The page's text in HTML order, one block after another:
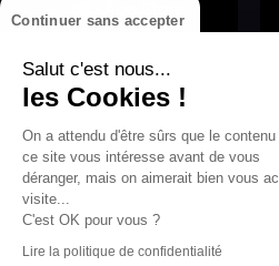
Continuer sans accepter
Salut c'est nous...
les Cookies !
On a attendu d'être sûrs que le contenu
ce site vous intéresse avant de vous
déranger, mais on aimerait bien vous
visite...
C'est OK pour vous ?
Lire la politique de confidentialité
Confidentialité
Conditions générales
les webradios RIFFX
en exclusivité sur VIBES le titre de la révé